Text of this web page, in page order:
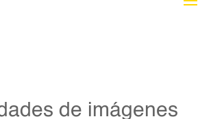
de imágenes